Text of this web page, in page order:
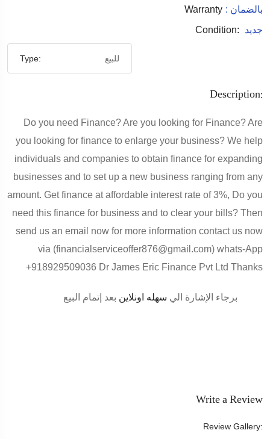
Warranty
: بالضمان
Condition:
جديد
Type: للبيع
Description:
Do you need Finance? Are you looking for Finance? Are
you looking for finance to enlarge your business? We help
individuals and companies to obtain finance for expanding
businesses and to set up a new business ranging from any
amount. Get finance at affordable interest rate of 3%, Do you
need this finance for business and to clear your bills? Then
send us an email now for more information contact us now
via (financialserviceoffer876@gmail.com) whats-App
+918929509036 Dr James Eric Finance Pvt Ltd Thanks
برجاء الإشارة الي سهله اونلاين بعد إتمام البيع
Write a Review
Review Gallery: